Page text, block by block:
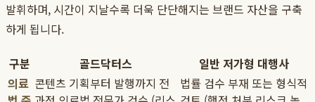
발휘하며, 시간이 지날수록 더욱 단단해지는 브랜드 자산을 구축
하게 됩니다.
구분 골드닥터스
일반 저가형 대행사
의료 콘텐츠 기획부터 발행까지 전
법률 검수 부재 또는 형식적